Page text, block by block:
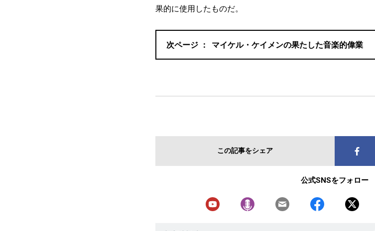
果的に使用したものだ。
マイケル・ケイメンの果たした音楽的偉業
この記事をシェア
公式SNSをフォロー